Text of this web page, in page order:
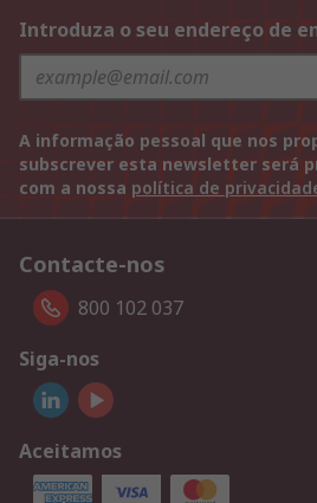
Introduza o seu endereço de
A informação pessoal que nos
subscrever esta newsletter será
com a nossa política de
Contacte-nos
800 102 037
Siga-nos
Aceitamos